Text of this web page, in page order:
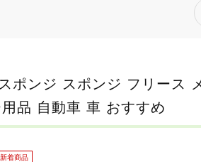
ポンジ スポンジ フリース
品 自動車 車 おすすめ
新着商品